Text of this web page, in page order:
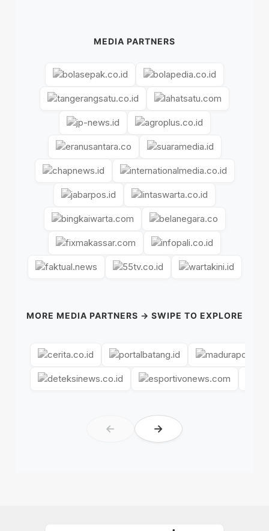
MEDIA PARTNERS
MORE MEDIA PARTNERS → SWIPE TO EXPLORE
← →